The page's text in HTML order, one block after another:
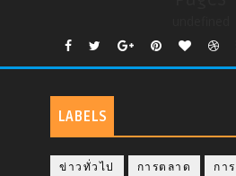
LABELS
ข่าวทั่วไป การตลาด กา